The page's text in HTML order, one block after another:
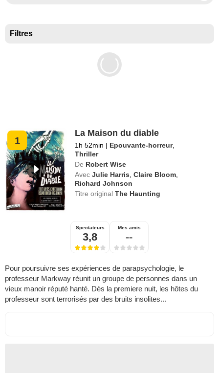
Filtres
1
La Maison du diable
1h 52min | Epouvante-horreur,
Thriller
De Robert Wise
Avec Julie Harris ,Claire Bloom
Richard Johnson
Titre originalThe Haunting
Spectateurs
3,8
Mes amis
--
Pour poursuivre ses expériences de parapsychologie, le
professeur Markway réunit un groupe de personnes dans un
vieux manoir réputé hanté. Dès la premiere nuit, les hôtes du
professeur sont terrorisés par des bruits insolites...